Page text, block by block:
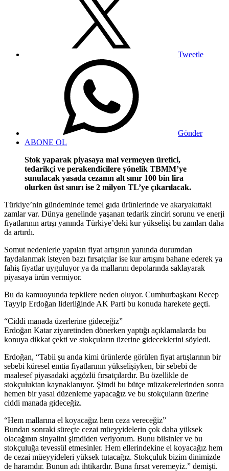
Tweetle
Gönder
ABONE OL
Stok yaparak piyasaya mal vermeyen üretici,
tedarikçi ve perakendicilere yönelik TBMM’ye
sunulacak yasada cezanın alt sınır 100 bin lira
olurken üst sınırı ise 2 milyon TL’ye çıkarılacak.
Türkiye’nin gündeminde temel gıda ürünlerinde ve akaryakıttaki
zamlar var. Dünya genelinde yaşanan tedarik zinciri sorunu ve enerji
fiyatlarının artışı yanında Türkiye’deki kur yükselişi bu zamları daha
da artırdı.
Somut nedenlerle yapılan fiyat artışının yanında durumdan
faydalanmak isteyen bazı fırsatçılar ise kur artışını bahane ederek ya
fahiş fiyatlar uyguluyor ya da mallarını depolarında saklayarak
piyasaya ürün vermiyor.
Bu da kamuoyunda tepkilere neden oluyor. Cumhurbaşkanı Recep
Tayyip Erdoğan liderliğinde AK Parti bu konuda harekete geçti.
“Ciddi manada üzerlerine gideceğiz”
Erdoğan Katar ziyaretinden dönerken yaptığı açıklamalarda bu
konuya dikkat çekti ve stokçuların üzerine gideceklerini söyledi.
Erdoğan, “Tabii şu anda kimi ürünlerde görülen fiyat artışlarının bir
sebebi küresel emtia fiyatlarının yükselişiyken, bir sebebi de
maalesef piyasadaki açgözlü fırsatçılardır. Bu özellikle de
stokçuluktan kaynaklanıyor. Şimdi bu bütçe müzakerelerinden sonra
hemen bir yasal düzenleme yapacağız ve bu stokçuların üzerine
ciddi manada gideceğiz.
“Hem mallarına el koyacağız hem ceza vereceğiz”
Bundan sonraki süreçte cezai müeyyidelerin çok daha yüksek
olacağının sinyalini şimdiden veriyorum. Bunu bilsinler ve bu
stokçuluğa tevessül etmesinler. Hem ellerindekine el koyacağız hem
de cezai müeyyideleri yüksek tutacağız. Stokçuluk bizim dinimizde
de haramdır. Bunun adı ihtikardır. Buna fırsat veremeyiz.” demişti.